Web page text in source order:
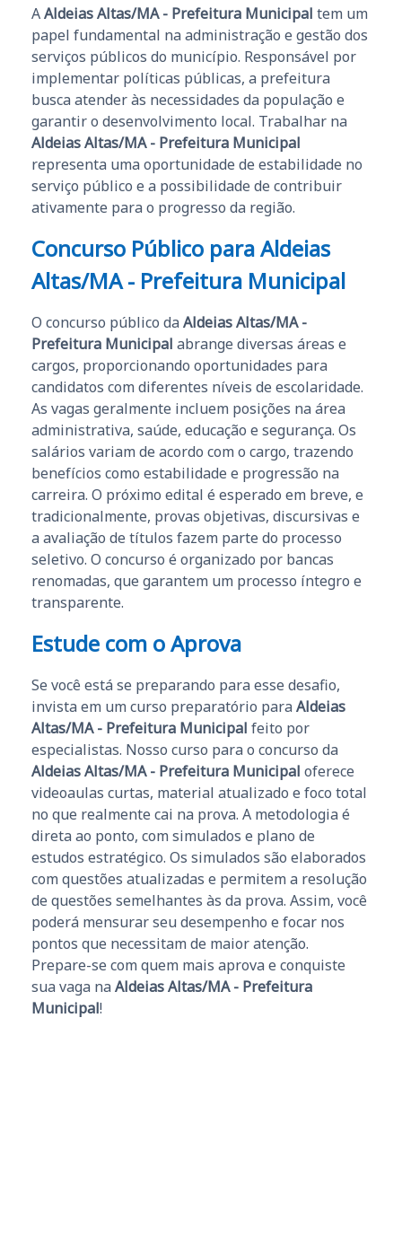
AAldeias Altas/MA - Prefeitura Municipal tem um
papel fundamental na administração e gestão dos
serviços públicos do município. Responsável por
implementar políticas públicas, a prefeitura
busca atender às necessidades da população e
garantir o desenvolvimento local. Trabalhar na
Aldeias Altas/MA - Prefeitura Municipal
representa uma oportunidade de estabilidade no
serviço público e a possibilidade de contribuir
ativamente para o progresso da região.
Concurso Público para Aldeias
Altas/MA - Prefeitura Municipal
O concurso público da Aldeias Altas/MA -
Prefeitura Municipal abrange diversas áreas e
cargos, proporcionando oportunidades para
candidatos com diferentes níveis de escolaridade.
As vagas geralmente incluem posições na área
administrativa, saúde, educação e segurança. Os
salários variam de acordo com o cargo, trazendo
benefícios como estabilidade e progressão na
carreira. O próximo edital é esperado em breve, e
tradicionalmente, provas objetivas, discursivas e
a avaliação de títulos fazem parte do processo
seletivo. O concurso é organizado por bancas
renomadas, que garantem um processo íntegro e
transparente.
Estude com o Aprova
Se você está se preparando para esse desafio,
invista em um curso preparatório para Aldeias
Altas/MA - Prefeitura Municipal feito por
especialistas. Nosso curso para o concurso da
Aldeias Altas/MA - Prefeitura Municipal oferece
videoaulas curtas, material atualizado e foco total
no que realmente cai na prova. A metodologia é
direta ao ponto, com simulados e plano de
estudos estratégico. Os simulados são elaborados
com questões atualizadas e permitem a resolução
de questões semelhantes às da prova. Assim, você
poderá mensurar seu desempenho e focar nos
pontos que necessitam de maior atenção.
Prepare-se com quem mais aprova e conquiste
sua vaga na Aldeias Altas/MA - Prefeitura
Municipal!